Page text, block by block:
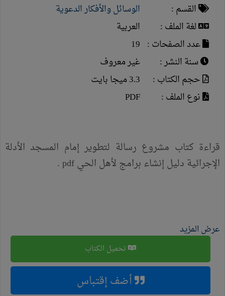
القسم :
الوسائل والأفكار الدعوية
لغة الملف :
العربية
عدد الصفحات : 19
سنة النشر :
غير معروف
حجم الكتاب :
3.3 ميجا بايت
نوع الملف :
PDF
قراءة كتاب مشروع رسالة لتطوير إمام المسجد الأدلة
الإجرائية دليل إنشاء برامج لأهل الحي pdf .
عرض المزيد
تحميل الكتاب
أضف إقتباس